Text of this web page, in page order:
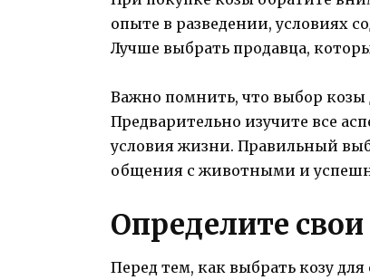
опыте в разведении, условиях
Лучше выбрать продавца,
Важно помнить, что выбор козы
Предварительно изучите все
условия жизни. Правильный
общения с животными и
Определите
Перед тем, как выбрать козу